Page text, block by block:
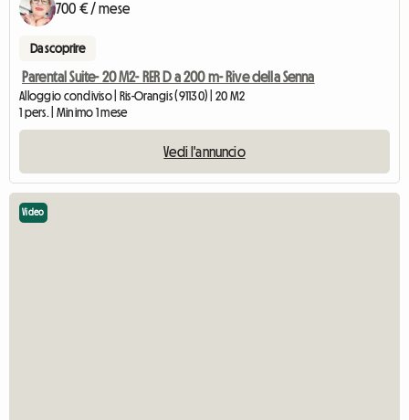
700 € / mese
Da scoprire
Parental Suite- 20 M2- RER D a 200 m- Rive della Senna
Alloggio condiviso | Ris-Orangis (91130) | 20 M2
1 pers. | Minimo 1 mese
Vedi l'annuncio
Video